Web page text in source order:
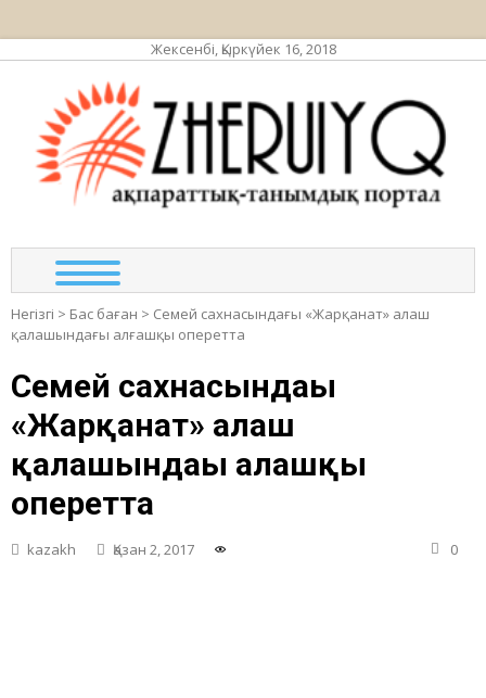
Жексенбі, Қыркүйек 16, 2018
Негізгі > Бас баған > Семей сахнасындағы «Жарқанат» алаш
қалашындағы алғашқы оперетта
Семей сахнасындағы
«Жарқанат» алаш
қалашындағы алғашқы
оперетта
kazakh Қазан 2, 2017 0